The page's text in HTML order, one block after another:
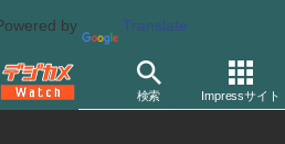
by Translate
検索 Impressサイト
交換レンズ キヤノン